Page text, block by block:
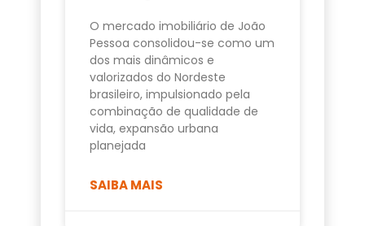
O mercado imobiliário de João
Pessoa consolidou-se como um
dos mais dinâmicos e
valorizados do Nordeste
brasileiro, impulsionado pela
combinação de qualidade de
vida, expansão urbana
planejada
SAIBA MAIS